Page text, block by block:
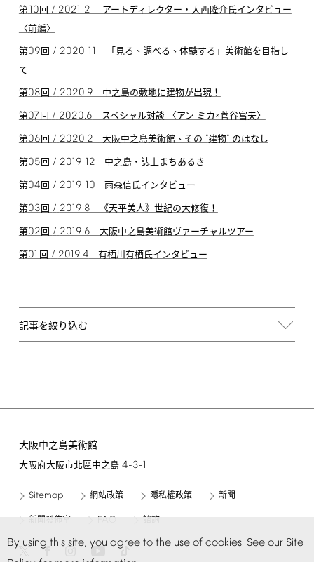
By using this site, you agree to the use of cookies. See our Site
第10 回 / 2021.2 アートディレクター・大西隆介氏インタビュー
〈前編〉
第09 回 / 2020.11
「見る、調べる、体験する」美術館を目指し
て
第08 回 / 2020.9 中之島の敷地に建物が出現！
第07 回 / 2020.6 スペシャル対談 〈アン ミカ×菅谷富夫〉
第06 回 / 2020.2 大阪中之島美術館、その "建物"のはなし
第05 回 / 2019.12 中之島・誌上まちあるき
第04 回 / 2019.10 雨森信氏インタビュー
第03 回 / 2019.8 《天平美人》世紀の大修復！
第02 回 / 2019.6 大阪中之島美術館ヴァーチャルツアー
第01 回 / 2019.4 有栖川有栖氏インタビュー
記事を絞り込む
大阪中之島美術館
大阪府大阪市北區中之島 4-3-1
Sitemap 網站政策 隱私權政策 新聞
FAQ